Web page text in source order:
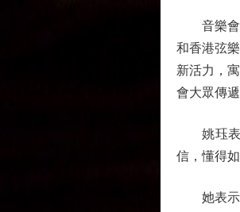
音樂會的
和香港弦
新活力，
會大眾傳遞
姚珏表示
信，懂得
她表示：